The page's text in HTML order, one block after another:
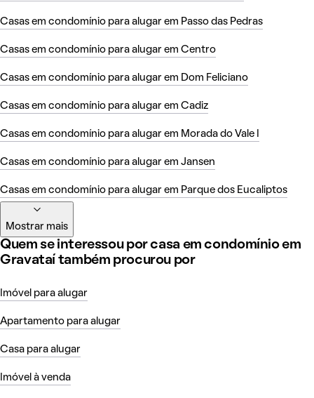
Casas em condomínio para alugar em Passo das Pedras
Casas em condomínio para alugar em Centro
Casas em condomínio para alugar em Dom Feliciano
Casas em condomínio para alugar em Cadiz
Casas em condomínio para alugar em Morada do Vale I
Casas em condomínio para alugar em Jansen
Casas em condomínio para alugar em Parque dos Eucaliptos
Mostrar mais
Quem se interessou por casa em condomínio em
Gravataí também procurou por
Imóvel para alugar
Apartamento para alugar
Casa para alugar
Imóvel à venda